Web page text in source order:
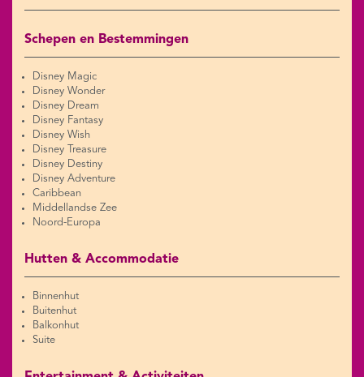
Schepen en Bestemmingen
Disney Magic
Disney Wonder
Disney Dream
Disney Fantasy
Disney Wish
Disney Treasure
Disney Destiny
Disney Adventure
Caribbean
Middellandse Zee
Noord-Europa
Hutten & Accommodatie
Binnenhut
Buitenhut
Balkonhut
Suite